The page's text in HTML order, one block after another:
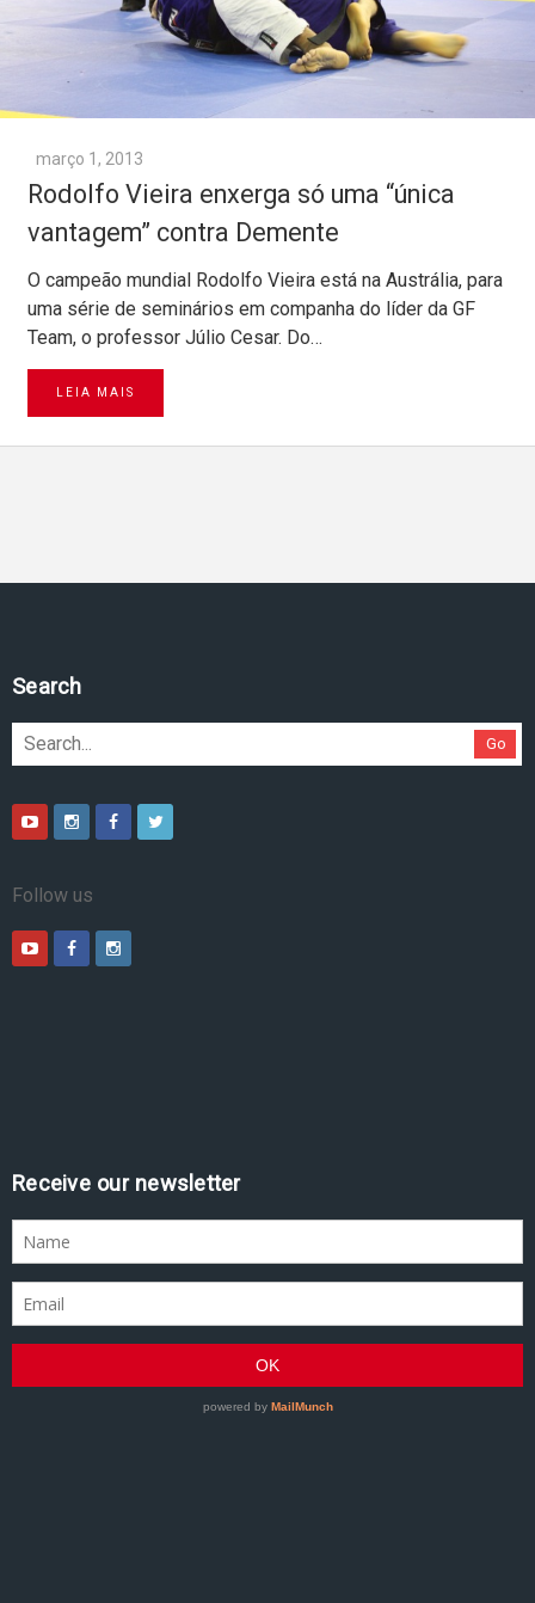
março 1, 2013
Rodolfo Vieira enxerga só uma “única
vantagem” contra Demente
O campeão mundial Rodolfo Vieira está na Austrália, para
uma série de seminários em companha do líder da GF
Team, o professor Júlio Cesar. Do…
LEIA MAIS
Search
Go
Follow us
Receive our newsletter